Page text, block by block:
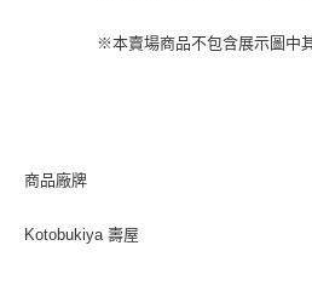
※本賣場商品不包含展示圖中
商品廠牌
Kotobukiya 壽屋